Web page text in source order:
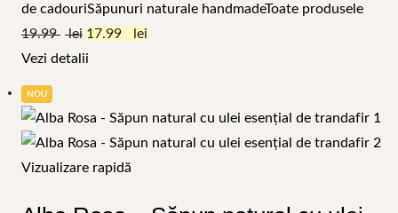
de cadouriSăpunuri naturale handmadeToate produsele
19.99
17.99
Vezi detalii
NOU
Vizualizare rapidă